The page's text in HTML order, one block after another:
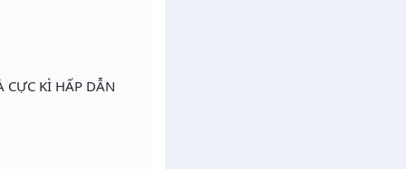
KÌ HẤP DẪN